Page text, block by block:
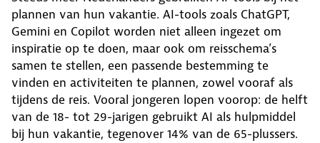
plannen van hun vakantie. AI-tools zoals ChatGPT,
Gemini en Copilot worden niet alleen ingezet om
inspiratie op te doen, maar ook om reisschema’s
samen te stellen, een passende bestemming te
vinden en activiteiten te plannen, zowel vooraf als
tijdens de reis. Vooral jongeren lopen voorop: de helft
van de 18- tot 29-jarigen gebruikt AI als hulpmiddel
bij hun vakantie, tegenover 14% van de 65-plussers.